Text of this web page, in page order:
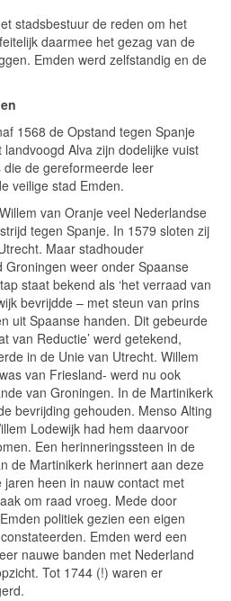
stadsbestuur de reden om het
daarmee het gezag van de
Emden werd zelfstandig en de
1568 de Opstand tegen Spanje
Alva zijn dodelijke vuist
de gereformeerde leer
veilige stad Emden.
van Oranje veel Nederlandse
tegen Spanje. In 1579 sloten zij
Maar stadhouder
weer onder Spaanse
staat bekend als ‘het verraad van
bevrijdde – met steun van prins
uit Spaanse handen. Dit gebeurde
van Reductie’ werd getekend,
in de Unie van Utrecht. Willem
van Friesland- werd nu ook
van Groningen. In de Martinikerk
bevrijding gehouden. Menso Alting
Lodewijk had hem daarvoor
Een herinneringssteen in de
de Martinikerk herinnert aan deze
heen in nauw contact met
om raad vroeg. Mede door
politiek gezien een eigen
Emden werd een
nauwe banden met Nederland
Tot 1744 (!) waren er